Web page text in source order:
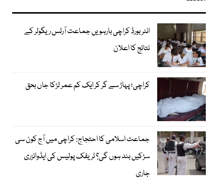
انٹر بورڈ کراچی بارہویں جماعت آرٹس ریگولر کے
نتائج کا اعلان
کراچی؛ پہاڑ سے گر کر ایک کم عمر لڑکا جاں بحق
جماعت اسلامی کا احتجاج: کراچی میں آج کون سی
سڑکیں بند ہوں گی؟ ٹریفک پولیس کی ایڈوائزری
جاری